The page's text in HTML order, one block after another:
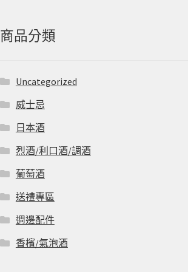
字:
商品分類
Uncategorized
威士忌
日本酒
烈酒/利口酒/調酒
葡萄酒
送禮專區
週邊配件
香檳/氣泡酒